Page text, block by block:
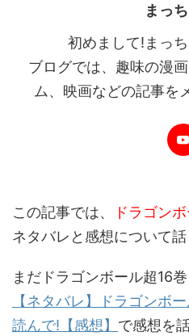
まっ
初めまして!まっ
ブログでは、趣味の漫
ム、映画などの記事を
この記事では、 ドラゴン
ネタバレと感想について
まだドラゴンボール超16
【ネタバレ】ドラゴンボ
読んで!【感想】 で感想を